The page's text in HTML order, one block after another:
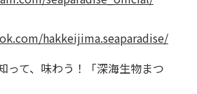
hakkeijima.seaparadise/
って、味わう！「深海生物まつ